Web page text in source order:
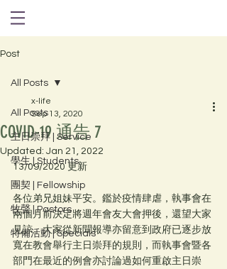
Post
All Posts
主日崇拜 | Service
學生 | Students
團契 | Fellowship
牧聲 | Pastors
特備活動 | Specials
All Posts
COVID-19 通告 7
x-life
Sep 13, 2020
Updated: Jan 21, 2022
13/09/2020 更新
各位弟兄姐妹平安。鑑於疫情肆虐，執事會在
兩個月前決定將週年會友大會押後，還望大家
見諒。大家從新聞報導亦留意到政府已逐步放
寬在教會舉行主日崇拜的規則，而執事會暨各
部門在最近的例會亦討論過如何重啟主日崇